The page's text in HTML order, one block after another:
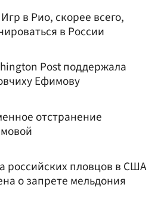
в Рио, скорее всего,
в России
Post поддержала
Ефимову
отстранение
российских пловцов в США
о запрете мельдония